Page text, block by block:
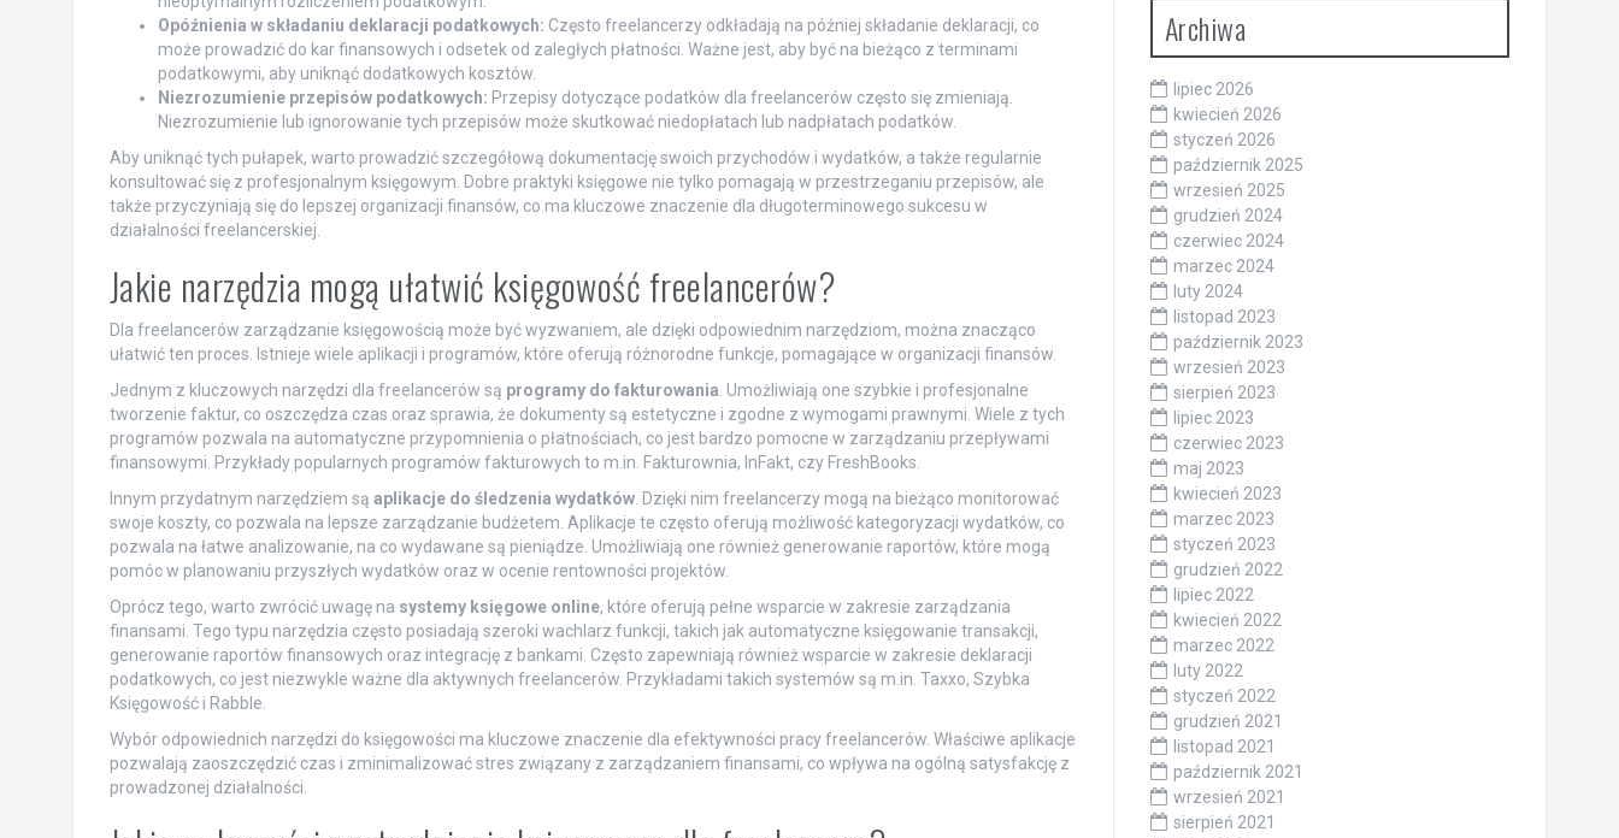
Opóźnienia w składaniu deklaracji podatkowych: Często freelancerzy odkładają na później składanie deklaracji, co
może prowadzić do kar finansowych i odsetek od zaległych płatności. Ważne jest, aby być na bieżąco z terminami
podatkowymi, aby uniknąć dodatkowych kosztów.
Niezrozumienie przepisów podatkowych: Przepisy dotyczące podatków dla freelancerów często się zmieniają.
Niezrozumienie lub ignorowanie tych przepisów może skutkować niedopłatach lub nadpłatach podatków.
Aby uniknąć tych pułapek, warto prowadzić szczegółową dokumentację swoich przychodów i wydatków, a także regularnie
konsultować się z profesjonalnym księgowym. Dobre praktyki księgowe nie tylko pomagają w przestrzeganiu przepisów, ale
także przyczyniają się do lepszej organizacji finansów, co ma kluczowe znaczenie dla długoterminowego sukcesu w
działalności freelancerskiej.
Jakie narzędzia mogą ułatwić księgowość freelancerów?
Dla freelancerów zarządzanie księgowością może być wyzwaniem, ale dzięki odpowiednim narzędziom, można znacząco
ułatwić ten proces. Istnieje wiele aplikacji i programów, które oferują różnorodne funkcje, pomagające w organizacji finansów.
Jednym z kluczowych narzędzi dla freelancerów są programy do fakturowania . Umożliwiają one szybkie i profesjonalne
tworzenie faktur, co oszczędza czas oraz sprawia, że dokumenty są estetyczne i zgodne z wymogami prawnymi. Wiele z tych
programów pozwala na automatyczne przypomnienia o płatnościach, co jest bardzo pomocne w zarządzaniu przepływami
finansowymi. Przykłady popularnych programów fakturowych to m.in. Fakturownia, InFakt, czy FreshBooks.
Innym przydatnym narzędziem są aplikacje do śledzenia wydatków. Dzięki nim freelancerzy mogą na bieżąco monitorować
swoje koszty, co pozwala na lepsze zarządzanie budżetem. Aplikacje te często oferują możliwość kategoryzacji wydatków, co
pozwala na łatwe analizowanie, na co wydawane są pieniądze. Umożliwiają one również generowanie raportów, które mogą
pomóc w planowaniu przyszłych wydatków oraz w ocenie rentowności projektów.
Oprócz tego, warto zwrócić uwagę na systemy księgowe online, które oferują pełne wsparcie w zakresie zarządzania
finansami. Tego typu narzędzia często posiadają szeroki wachlarz funkcji, takich jak automatyczne księgowanie transakcji,
generowanie raportów finansowych oraz integrację z bankami. Często zapewniają również wsparcie w zakresie deklaracji
podatkowych, co jest niezwykle ważne dla aktywnych freelancerów. Przykładami takich systemów są m.in. Taxxo, Szybka
Księgowość i Rabble.
Wybór odpowiednich narzędzi do księgowości ma kluczowe znaczenie dla efektywności pracy freelancerów. Właściwe aplikacje
pozwalają zaoszczędzić czas i zminimalizować stres związany z zarządzaniem finansami, co wpływa na ogólną satysfakcję z
prowadzonej działalności.
Archiwa
lipiec 2026
kwiecień 2026
styczeń 2026
październik 2025
wrzesień 2025
grudzień 2024
czerwiec 2024
marzec 2024
luty 2024
listopad 2023
październik 2023
wrzesień 2023
sierpień 2023
lipiec 2023
czerwiec 2023
maj 2023
kwiecień 2023
marzec 2023
styczeń 2023
grudzień 2022
lipiec 2022
kwiecień 2022
marzec 2022
luty 2022
styczeń 2022
grudzień 2021
listopad 2021
październik 2021
wrzesień 2021
sierpień 2021